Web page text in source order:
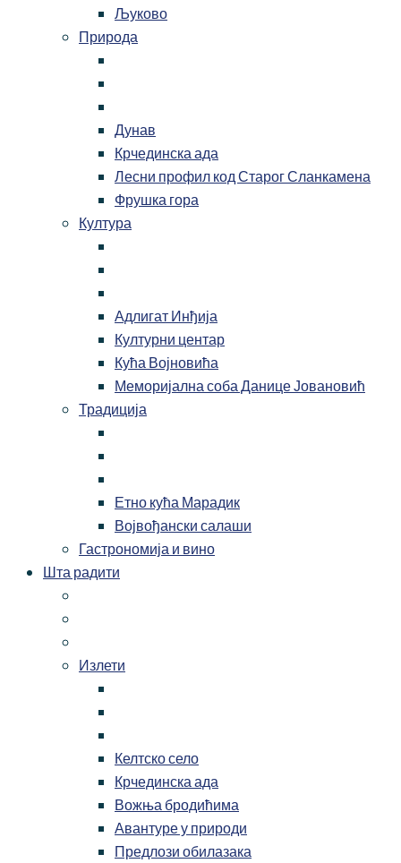
Љуково
Природа
Дунав
Крчединска ада
Лесни профил код Старог Сланкамена
Фрушка гора
Култура
Адлигат Инђија
Културни центар
Кућа Војновића
Меморијална соба Данице Јовановић
Традиција
Етно кућа Марадик
Војвођански салаши
Гастрономија и вино
Шта радити
Излети
Келтско село
Крчединска ада
Вожња бродићима
Авантуре у природи
Предлози обилазака